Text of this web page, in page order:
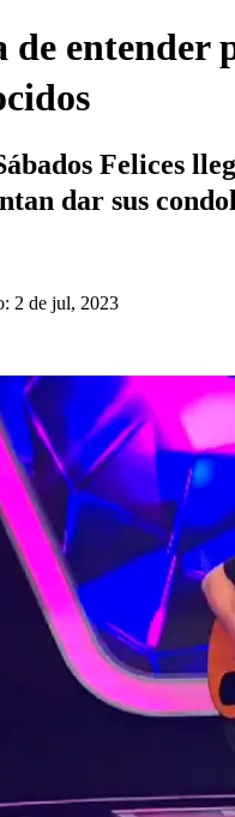
entender
Felices
dar sus
2 de jul, 2023